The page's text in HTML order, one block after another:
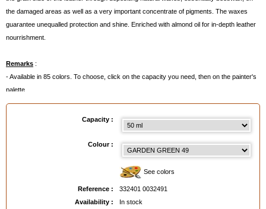
the damaged areas as well as a very important concentrate of pigments. The waxes
guarantee unequalled protection and shine. Enriched with almond oil for in-depth leather
nourrishment.
Remarks :
- Available in 85 colors. To choose, click on the capacity you need, then on the painter's
palette.
- Or even better:order a Colour Chartbelow.
: 50 ml, 500 ml, 500 ml made to order
Capacity :
Colour :
See colors
Reference :
332401 0032491
Availability :
In stock